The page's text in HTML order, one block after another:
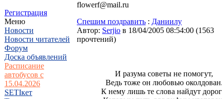
Регистрация
Меню
Новости
Новости читателей
Форум
Доска объявлений
Расписание
автобусов с
15.04.2026
SETIкет
flowerf@mail.ru
Спешим поздравить : Даниилу
Автор: Serjio в 18/04/2005 08:54:00 (1563
прочтений)
И разума советы не помогут,
Ведь тоже он любовью
К нему лишь те слова найдут